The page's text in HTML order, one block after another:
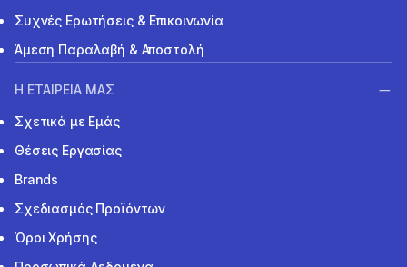
Συχνές Ερωτήσεις & Επικοινωνία
Άμεση Παραλαβή & Αποστολή
Η ΕΤΑΙΡΕΙΑ ΜΑΣ
Σχετικά με Εμάς
Θέσεις Εργασίας
Brands
Σχεδιασμός Προϊόντων
Όροι Χρήσης